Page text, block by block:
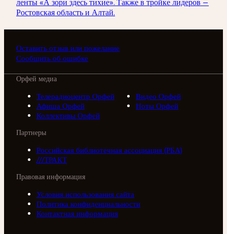
ленты «А зори здесь тихие». Также в тройке лидеров —
Ростовская область и Алтай.
Оставить отзыв или пожелание
Сообщить об ошибке
Орфей медиа
Телерадиоцентр Орфей
Видео Орфей
Афиша Орфей
Ноты Орфей
Коллективы Орфей
Партнеры
Российская библиотечная ассоциация (РБА)
///ТРАКТ
Правовая информация
Условия использования сайта
Политика конфиденциальности
Контактная информация